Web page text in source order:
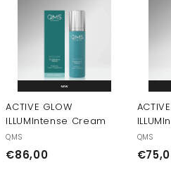
ACTIVE GLOW
ILLUMIntense Cream
QMS
€86,00€
QMS